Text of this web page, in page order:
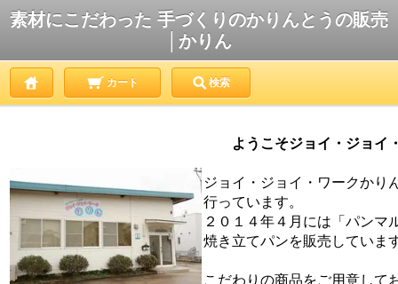
素材にこだわった 手づくりのかりんとうの販売
│かりん
カート 検索
ようこそジョイ・ジョイ
ジョイ・ジョイ・ワークかり
行っています。
２０１４年４月には「パンマ
焼き立てパンを販売していま
こだわりの商品をご用意して